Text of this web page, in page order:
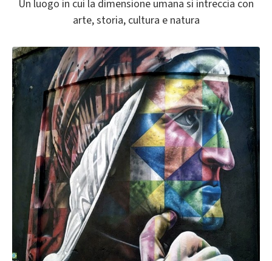
Un luogo in cui la dimensione umana si intreccia con
arte, storia, cultura e natura